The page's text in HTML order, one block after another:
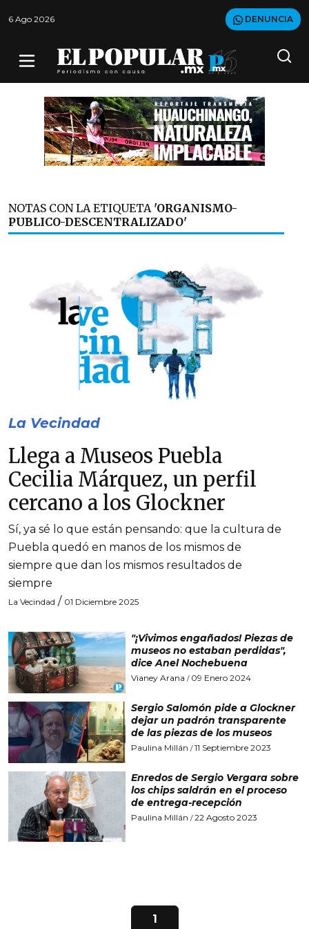
6 Ago 2026 DENUNCIA
NOTAS CON LA ETIQUETA 'ORGANISMO-
PUBLICO-DESCENTRALIZADO'
La Vecindad
Llega a Museos Puebla
Cecilia Márquez, un perfil
cercano a los Glockner
Sí, ya sé lo que están pensando: que la cultura de
Puebla quedó en manos de los mismos de
siempre que dan los mismos resultados de
siempre
La Vecindad / 01 Diciembre 2025
"¡Vivimos engañados! Piezas de
museos no estaban perdidas",
dice Anel Nochebuena
Vianey Arana / 09 Enero 2024
Sergio Salomón pide a Glockner
dejar un padrón transparente
de las piezas de los museos
Paulina Millán /11 Septiembre 2023
Enredos de Sergio Vergara sobre
los chips saldrán en el proceso
de entrega-recepción
Paulina Millán /22 Agosto 2023
1